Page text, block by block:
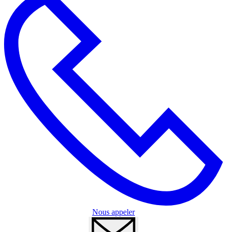
Nous appeler